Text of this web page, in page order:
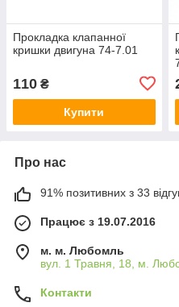
Прокладка клапанної
кришки двигуна 74-7.01
110 ₴
Купити
Про нас
91% позитивних з 33
Працює з 19.07.2016
м. м. Любомль
вул. 1 Травня, 18, м.
Контакти